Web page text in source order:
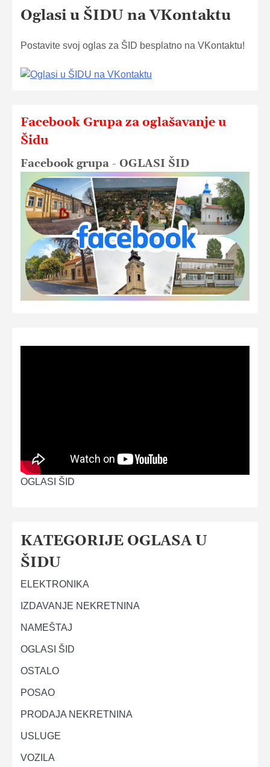
Oglasi u ŠIDU na VKontaktu
Postavite svoj oglas za ŠID besplatno na VKontaktu!
Facebook Grupa za oglašavanje u
Šidu
Facebook grupa - OGLASI ŠID
OGLASI ŠID
KATEGORIJE OGLASA U
ŠIDU
ELEKTRONIKA
IZDAVANJE NEKRETNINA
NAMEŠTAJ
OGLASI ŠID
OSTALO
POSAO
PRODAJA NEKRETNINA
USLUGE
VOZILA